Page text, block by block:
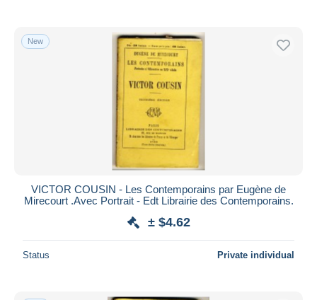
New
VICTOR COUSIN - Les Contemporains par Eugène de
Mirecourt .Avec Portrait - Edt Librairie des Contemporains.
± $4.62
Status Private individual